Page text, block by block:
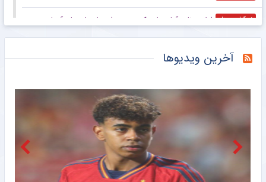
خبرگزاری میزان اعلام برنامه آماده‌سازی کره‌جنوبی برای جام ملت‌های آسیا بدون سرمربی
ناکامی مجدد استقلال در باز کردن پنجره نقل و انتقالاتی
رحمتی: هدف ما ایستادن روی سکوی قهرمانی آسیاست/ برای اهتزاز پرچم ایران روی تخته می‌رویم
خبرانلاین عکس | تعطیلات دونفره امباپه و خانم بازیگر؛ تصویری که برزیل را منفجر کرد!
ویدیو| خود صلاح هم از این استقبال شوکه شد/ آتش بازی ترک‌ها در شهر!
آخرین ویدیوها